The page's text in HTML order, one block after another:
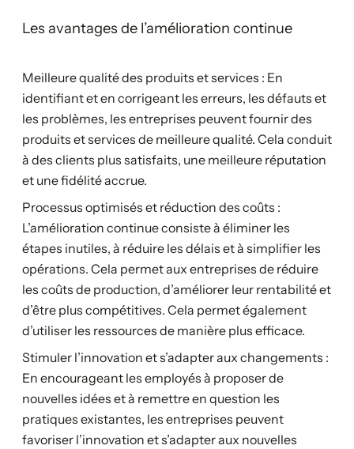
Les avantages de l’amélioration continue
Meilleure qualité des produits et services : En
identifiant et en corrigeant les erreurs, les défauts et
les problèmes, les entreprises peuvent fournir des
produits et services de meilleure qualité. Cela conduit
à des clients plus satisfaits, une meilleure réputation
et une fidélité accrue.
Processus optimisés et réduction des coûts :
L’amélioration continue consiste à éliminer les
étapes inutiles, à réduire les délais et à simplifier les
opérations. Cela permet aux entreprises de réduire
les coûts de production, d’améliorer leur rentabilité et
d’être plus compétitives. Cela permet également
d’utiliser les ressources de manière plus efficace.
Stimuler l’innovation et s’adapter aux changements :
En encourageant les employés à proposer de
nouvelles idées et à remettre en question les
pratiques existantes, les entreprises peuvent
favoriser l’innovation et s’adapter aux nouvelles